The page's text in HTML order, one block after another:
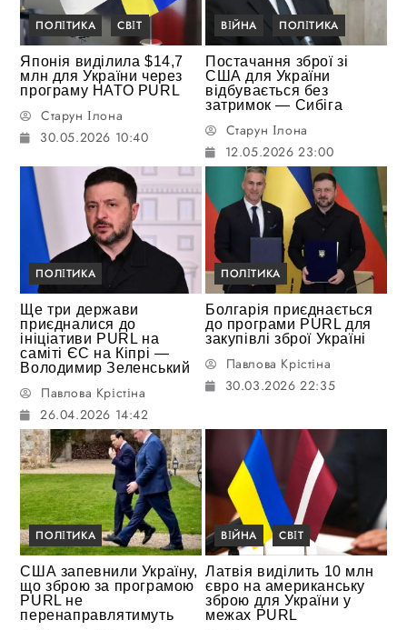
ПОЛІТИКА СВІТ
Японія виділила $14,7
млн для України через
програму НАТО PURL
Старун Ілона
30.05.2026 10:40
ВІЙНА ПОЛІТИКА
Постачання зброї зі
США для України
відбувається без
затримок — Сибіга
Старун Ілона
12.05.2026 23:00
ПОЛІТИКА
Ще три держави
приєдналися до
ініціативи PURL на
саміті ЄС на Кіпрі —
Володимир Зеленський
Павлова Крістіна
26.04.2026 14:42
ПОЛІТИКА
Болгарія приєднається
до програми PURL для
закупівлі зброї Україні
Павлова Крістіна
30.03.2026 22:35
ПОЛІТИКА
США запевнили Україну,
що зброю за програмою
PURL не
перенаправлятимуть
ВІЙНА СВІТ
Латвія виділить 10 млн
євро на американську
зброю для України у
межах PURL